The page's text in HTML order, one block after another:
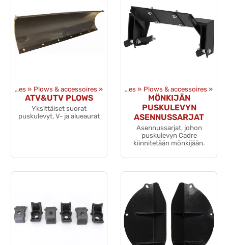
ATV & UTV accessoires ‪» Plows & accessoires ‪»
ATV&UTV PLOWS
Yksittäiset suorat
puskulevyt, V- ja alueaurat
‪» Équipments ‪» ATV & UTV accessoires ‪» Plows & accessoires ‪»
MÖNKIJÄN
PUSKULEVYN
ASENNUSSARJAT
Asennussarjat, johon
puskulevyn Cadre
kiinnitetään mönkijään.